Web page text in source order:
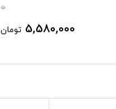
0
5,580,000 تومان